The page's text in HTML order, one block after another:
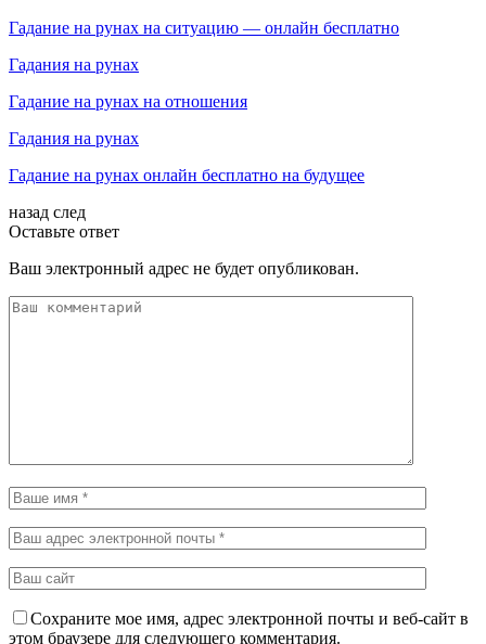
Гадание на рунах на ситуацию — онлайн бесплатно
Гадания на рунах
Гадание на рунах на отношения
Гадания на рунах
Гадание на рунах онлайн бесплатно на будущее
назад след
Оставьте ответ
Ваш электронный адрес не будет опубликован.
Сохраните мое имя, адрес электронной почты и веб-сайт в
этом браузере для следующего комментария.